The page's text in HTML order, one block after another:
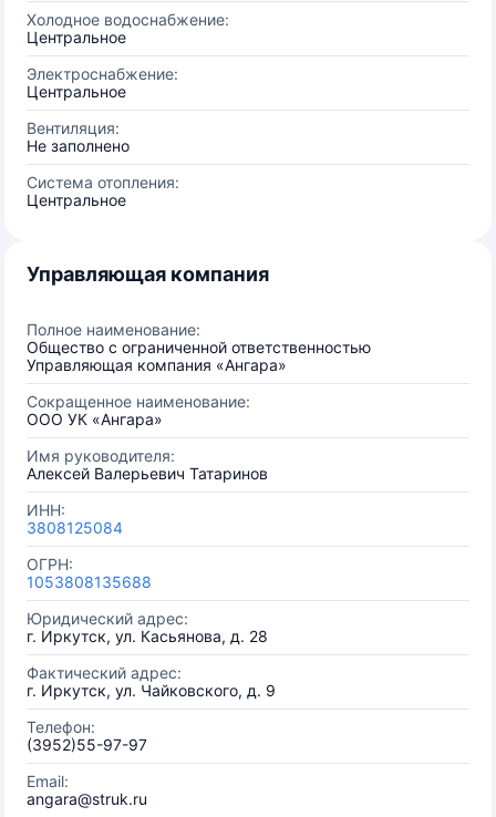
Холодное водоснабжение:
Центральное
Электроснабжение:
Центральное
Вентиляция:
Не заполнено
Система отопления:
Центральное
Управляющая компания
Полное наименование:
Общество с ограниченной ответственностью
Управляющая компания «Ангара»
Сокращенное наименование:
ООО УК «Ангара»
Имя руководителя:
Алексей Валерьевич Татаринов
ИНН:
3808125084
ОГРН:
1053808135688
Юридический адрес:
г. Иркутск, ул. Касьянова, д. 28
Фактический адрес:
г. Иркутск, ул. Чайковского, д. 9
Телефон:
(3952)55-97-97
Email:
angara@struk.ru